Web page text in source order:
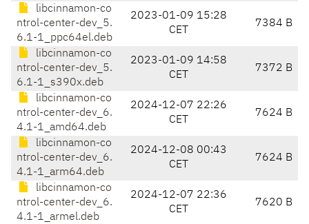
libcinnamon-co
ntrol-center-dev_5.
6.1-1_ppc64el.deb
2023-01-09 15:28
CET
7384 B
libcinnamon-co
ntrol-center-dev_5.
6.1-1_s390x.deb
2023-01-09 14:58
CET
7372 B
libcinnamon-co
ntrol-center-dev_6.
4.1-1_amd64.deb
2024-12-07 22:26
CET
7624 B
libcinnamon-co
ntrol-center-dev_6.
4.1-1_arm64.deb
2024-12-08 00:43
CET
7624 B
libcinnamon-co
ntrol-center-dev_6.
4.1-1_armel.deb
2024-12-07 22:36
CET
7620 B